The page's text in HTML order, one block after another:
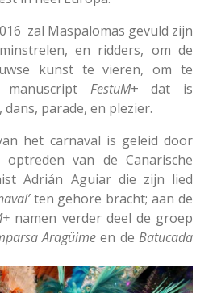
zal Maspalomas gevuld zijn
en ridders, om de
kunst te vieren, om te
FestuM+ dat is
parade, en plezier.
het carnaval is geleid door
van de Canarische
Adrián Aguiar die zijn lied
ten gehore bracht; aan de
namen verder deel de groep
Aragüimeen de Batucada